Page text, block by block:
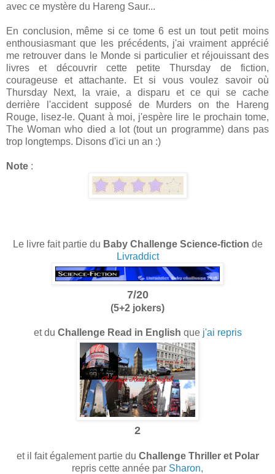
avec ce mystère du Hareng Saur...
En conclusion, même si ce tome 6 est un tout petit moins
enthousiasmant que les précédents, j'ai vraiment apprécié
me retrouver dans le Monde si particulier et réjouissant des
livres et découvrir cette petite Thursday de fiction,
courageuse et attachante. Et si vous voulez savoir où
Thursday Next, la vraie, a disparu et ce qui se cache
derrière l'accident supposé de Murders on the Hareng
Rouge, lisez-le. Quant à moi, j'espère lire le prochain tome,
The Woman who died a lot (tout un programme) dans pas
trop longtemps. Disons d'ici un an :)
Note :
Le livre fait partie du Baby Challenge Science-fiction de
Livraddict
7/20
(5+2 jokers)
et du Challenge Read in English que j'ai repris
2
et il fait également partie du Challenge Thriller et Polar
repris cette année par Sharon,